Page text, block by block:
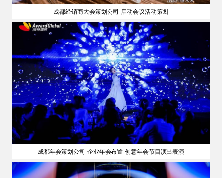
成都经销商大会策划公司-启动会议活动策划
成都年会策划公司-企业年会布置-创意年会节目演出表演